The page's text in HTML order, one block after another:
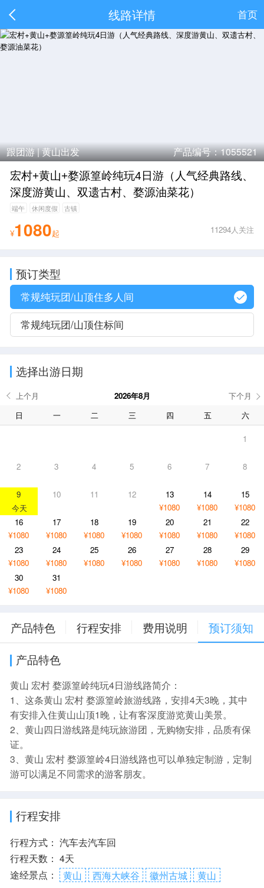
线路详情 首页
跟团游 |黄山出发 产品编号：1055521
宏村+黄山+婺源篁岭纯玩4日游（人气经典路线、
深度游黄山、双遗古村、婺源油菜花）
端午 休闲度假 古镇
¥1080起 11294人关注
预订类型
常规纯玩团/山顶住多人间
常规纯玩团/山顶住标间
选择出游日期
2026年8月
日
一 二 三 四 五 六
1
2 3 4 5 6 7 8
9 10 11 12
13
¥1080
14
¥1080
15
¥1080
16
¥1080
17
¥1080
18
¥1080
19
¥1080
20
¥1080
21
¥1080
22
¥1080
23
¥1080
24
¥1080
25
¥1080
26
¥1080
27
¥1080
28
¥1080
29
¥1080
30
¥1080
31
¥1080
产品特色 行程安排 费用说明 预订须知
产品特色
黄山 宏村 婺源篁岭纯玩4日游线路简介：
1、这条黄山 宏村 婺源篁岭旅游线路，安排4天3晚，其中
有安排入住黄山山顶1晚，让有客深度游览黄山美景。
2、黄山四日游线路是纯玩旅游团，无购物安排，品质有保
证。
3、黄山 宏村 婺源篁岭4日游线路也可以单独定制游，定制
游可以满足不同需求的游客朋友。
行程安排
行程方式： 汽车去汽车回
行程天数： 4天
途经景点：
黄山 西海大峡谷 徽州古城
黄山